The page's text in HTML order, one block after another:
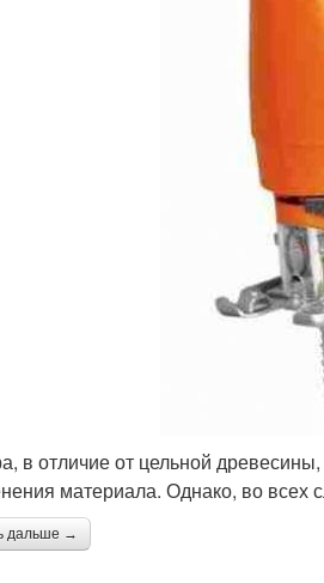
в отличие от цельной
материала. Однако, во всех
дальше →